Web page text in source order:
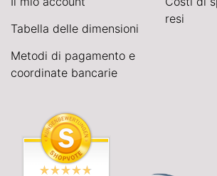
Tabella delle dimensioni
Metodi di pagamento e
coordinate bancarie
resi